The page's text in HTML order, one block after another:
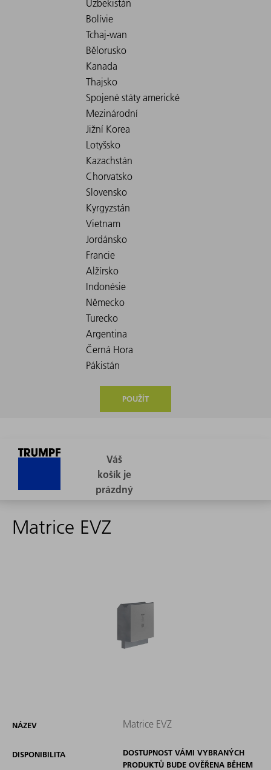
POUŽÍT
Matrice EVZ
NÁZEV Matrice EVZ
DISPONIBILITA
DOSTUPNOST VÁMI VYBRANÝCH
PRODUKTŮ BUDE OVĚŘENA BĚHEM